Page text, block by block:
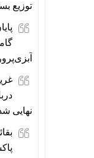
توزیع
نهایی